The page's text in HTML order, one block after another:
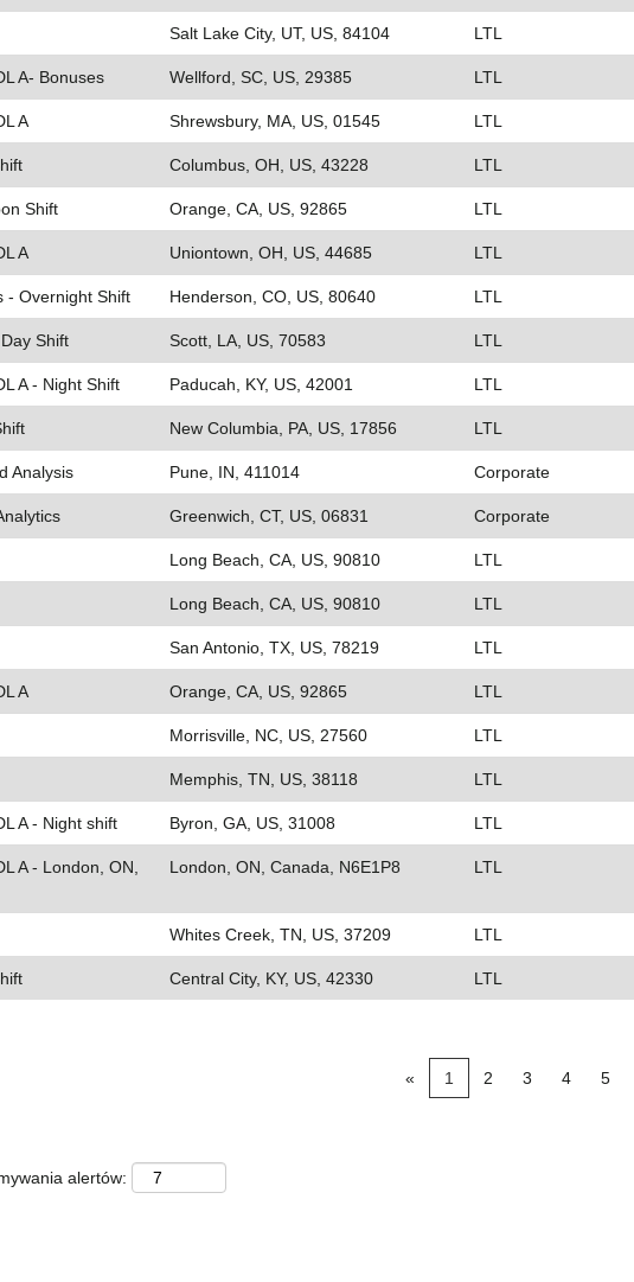
Salt Lake City, UT, US, 84104 LTL
A- Bonuses Wellford, SC, US, 29385 LTL
A Shrewsbury, MA, US, 01545 LTL
Columbus, OH, US, 43228 LTL
Shift Orange, CA, US, 92865 LTL
A Uniontown, OH, US, 44685 LTL
- Overnight Shift Henderson, CO, US, 80640 LTL
Shift Scott, LA, US, 70583 LTL
A - Night Shift Paducah, KY, US, 42001 LTL
New Columbia, PA, US, 17856 LTL
Analysis Pune, IN, 411014 Corporate
Greenwich, CT, US, 06831 Corporate
Long Beach, CA, US, 90810 LTL
Long Beach, CA, US, 90810 LTL
San Antonio, TX, US, 78219 LTL
A Orange, CA, US, 92865 LTL
Morrisville, NC, US, 27560 LTL
Memphis, TN, US, 38118 LTL
A - Night shift Byron, GA, US, 31008 LTL
A - London, ON,
London, ON, Canada, N6E1P8 LTL
Whites Creek, TN, US, 37209 LTL
Central City, KY, US, 42330 LTL
« 1 2 3 4 5
alertów: